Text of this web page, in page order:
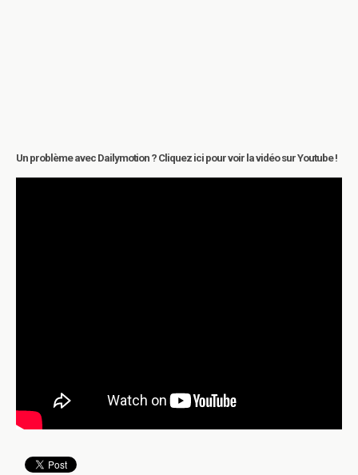
Un problème avec Dailymotion ? Cliquez ici pour voir la vidéo sur Youtube !